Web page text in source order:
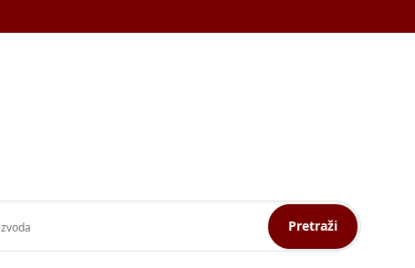
Pretraži